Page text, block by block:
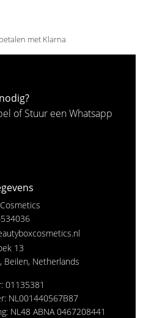
met Klarna
of Stuur een Whatsapp
13
Beilen, Netherlands
01135381
NL001440567B87
NL48 ABNA 0467208441